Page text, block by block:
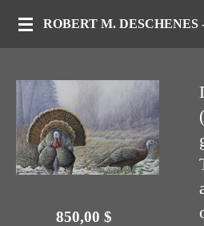
Passer
au
principal
850,00 $